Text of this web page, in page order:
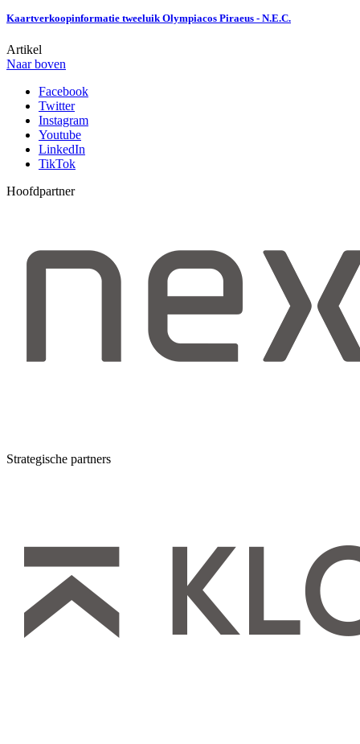
Kaartverkoopinformatie tweeluik Olympiacos Piraeus - N.E.C.
Artikel
Naar boven
Facebook
Twitter
Instagram
Youtube
LinkedIn
TikTok
Hoofdpartner
Strategische partners